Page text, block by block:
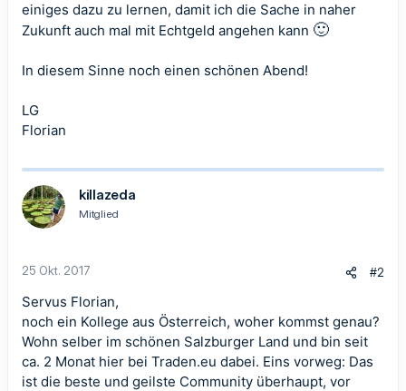
einiges dazu zu lernen, damit ich die Sache in naher
Zukunft auch mal mit Echtgeld angehen kann 🙂
In diesem Sinne noch einen schönen Abend!
LG
Florian
killazeda
Mitglied
25 Okt. 2017 #2
Servus Florian,
noch ein Kollege aus Österreich, woher kommst genau?
Wohn selber im schönen Salzburger Land und bin seit
ca. 2 Monat hier bei Traden.eu dabei. Eins vorweg: Das
ist die beste und geilste Community überhaupt, vor